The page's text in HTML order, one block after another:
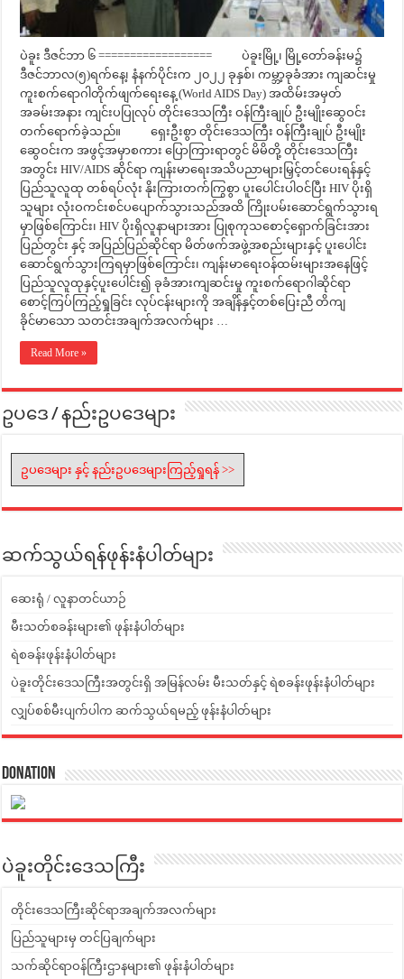
ပဲခူး ဒီဇင်ဘာ ၆ ================== ပဲခူးမြို့၊ မြို့တော်ခန်းမ၌
ဒီဇင်ဘာလ(၅)ရက်နေ့၊ နံနက်ပိုင်းက ၂၀၂၂ ခုနှစ်၊ ကမ္ဘာ့ခုခံအား ကျဆင်းမှု
ကူးစက်ရောဂါတိုက်ဖျက်ရေးနေ့ (World AIDS Day) အထိမ်းအမှတ်
အခမ်းအနား ကျင်းပပြုလုပ် တိုင်းဒေသကြီး ဝန်ကြီးချုပ် ဦးမျိုးဆွေဝင်း
တက်ရောက်ခဲ့သည်။ ရှေးဦးစွာ တိုင်းဒေသကြီး ဝန်ကြီးချုပ် ဦးမျိုး
ဆွေဝင်းက အဖွင့်အမှာစကား ပြောကြားရာတွင် မိမိတို့ တိုင်းဒေသကြီး
အတွင်း HIV/AIDS ဆိုင်ရာ ကျန်းမာရေးအသိပညာများမြှင့်တင်ပေးရန်နှင့်
ပြည်သူလူထု တစ်ရပ်လုံး နိုးကြားတက်ကြွစွာ ပူးပေါင်းပါဝင်ပြီး HIV ပိုးရှိ
သူများ လုံးဝကင်းစင်ပပျောက်သွားသည်အထိ ကြိုးပမ်းဆောင်ရွက်သွားရ
မှာဖြစ်ကြောင်း၊ HIV ပိုးရှိလူနာများအား ပြုစုကုသစောင့်ရှောက်ခြင်းအား
ပြည်တွင်း နှင့် အပြည်ပြည်ဆိုင်ရာ မိတ်ဖက်အဖွဲ့အစည်းများနှင့် ပူးပေါင်း
ဆောင်ရွက်သွားကြရမှာဖြစ်ကြောင်း၊ ကျန်းမာရေးဝန်ထမ်းများအနေဖြင့်
ပြည်သူလူထုနှင့်ပူးပေါင်း၍ ခုခံအားကျဆင်းမှု ကူးစက်ရောဂါဆိုင်ရာ
စောင့်ကြပ်ကြည့်ရှုခြင်း လုပ်ငန်းများကို အချိန်နှင့်တစ်ပြေးညီ တိကျ
ခိုင်မာသော သတင်းအချက်အလက်များ …
Read More »
ဥပဒေ / နည်းဥပဒေများ
ဥပဒေများ နှင့် နည်းဥပဒေများကြည့်ရှုရန် >>
ဆက်သွယ်ရန်ဖုန်းနံပါတ်များ
ဆေးရုံ / လူနာတင်ယာဉ်
မီးသတ်စခန်းများ၏ ဖုန်းနံပါတ်များ
ရဲစခန်းဖုန်းနံပါတ်များ
ပဲခူးတိုင်းဒေသကြီးအတွင်းရှိ အမြန်လမ်း မီးသတ်နှင့် ရဲစခန်းဖုန်းနံပါတ်များ
လျှပ်စစ်မီးပျက်ပါက ဆက်သွယ်ရမည့် ဖုန်းနံပါတ်များ
Donation
ပဲခူးတိုင်းဒေသကြီး
တိုင်းဒေသကြီးဆိုင်ရာအချက်အလက်များ
ပြည်သူများမှ တင်ပြချက်များ
သက်ဆိုင်ရာဝန်ကြီးဌာနများ၏ ဖုန်းနံပါတ်များ